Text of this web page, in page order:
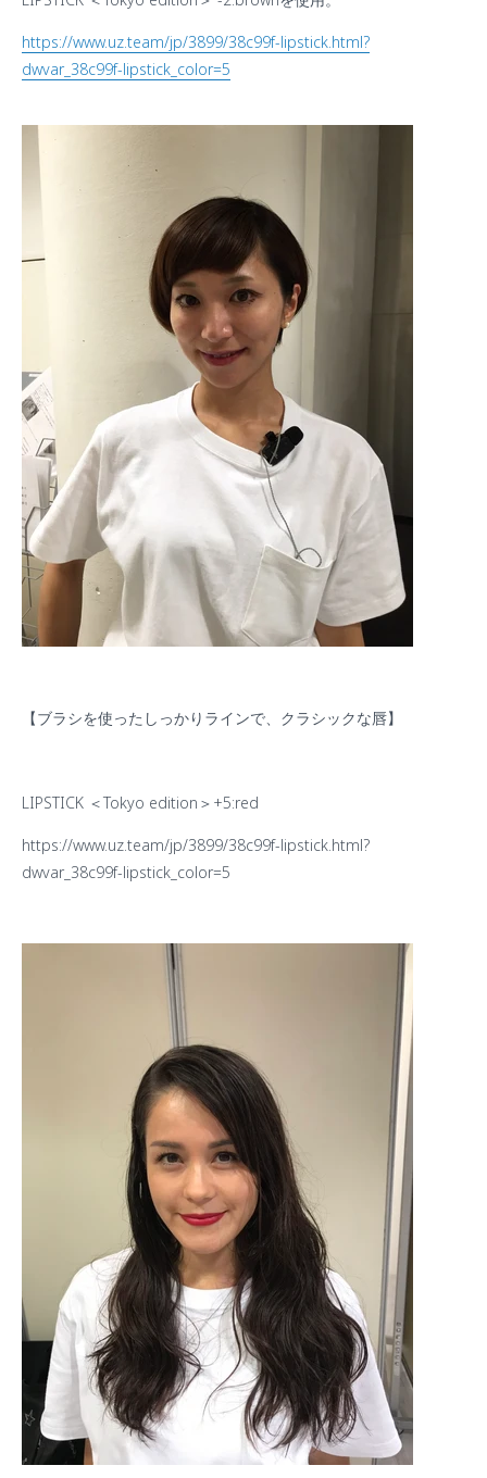
https://www.uz.team/jp/3899/38c99f-lipstick.html?
dwvar_38c99f-lipstick_color=5
【ブラシを使ったしっかりラインで、クラシックな唇】
LIPSTICK ＜Tokyo edition ＞ +5:red
https://www.uz.team/jp/3899/38c99f-lipstick.html?
dwvar_38c99f-lipstick_color=5